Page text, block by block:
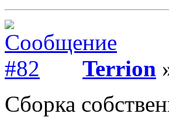
Terrion
Сборка